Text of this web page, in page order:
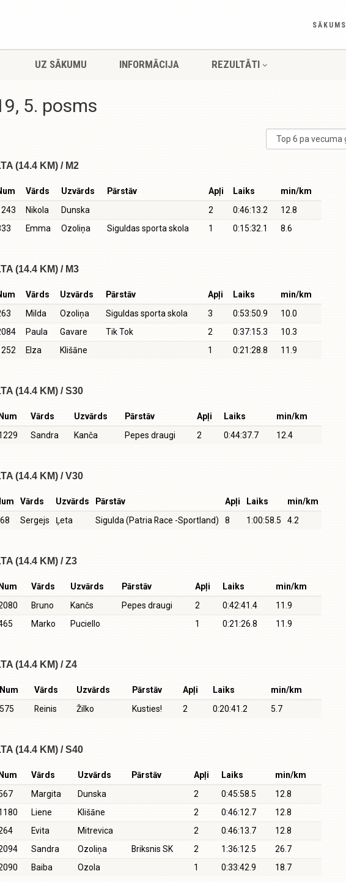
SĀKUMS
UZ SĀKUMU INFORMĀCIJA REZULTĀTI
5. posms
(14.4 KM) / M2
Vārds Uzvārds Pārstāv Apļi Laiks
min/km
Nikola Dunska 2 0:46:13.2
12.8
Emma Ozoliņa Siguldas sporta skola 1 0:15:32.1 8.6
(14.4 KM) / M3
Vārds Uzvārds Pārstāv Apļi Laiks
min/km
Milda Ozoliņa Siguldas sporta skola 3 0:53:50.9
10.0
Paula Gavare Tik Tok 2 0:37:15.3
10.3
Elza Klišāne 1 0:21:28.8 11.9
(14.4 KM) / S30
Num Vārds Uzvārds Pārstāv Apļi Laiks
min/km
Sandra Kanča Pepes draugi 2 0:44:37.7 12.4
(14.4 KM) / V30
Vārds Uzvārds Pārstāv Apļi Laiks
min/km
Sergejs Ļeta Sigulda (Patria Race -Sportland) 8 1:00:58.5 4.2
(14.4 KM) / Z3
Num Vārds Uzvārds Pārstāv Apļi Laiks
min/km
Bruno Kančs Pepes draugi 2 0:42:41.4
11.9
Marko Puciello 1 0:21:26.8 11.9
(14.4 KM) / Z4
Num Vārds Uzvārds Pārstāv Apļi Laiks
min/km
575 Reinis Žilko Kusties! 2 0:20:41.2 5.7
(14.4 KM) / S40
Num Vārds Uzvārds Pārstāv Apļi Laiks
min/km
Margita Dunska 2 0:45:58.5
12.8
Liene Klišāne 2 0:46:12.7
12.8
Evita Mitrevica 2 0:46:13.7
12.8
Sandra Ozoliņa Briksnis SK 2 1:36:12.5
26.7
Baiba Ozola 1 0:33:42.9 18.7